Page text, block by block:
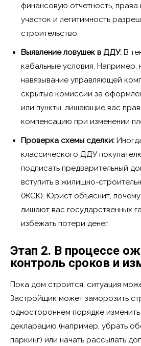
финансовую отчетность, права
участок и легитимность
строительство.
Выявление ловушек в ДДУ: В
кабальные условия. Например,
навязывание управляющей
скрытые комиссии за
или пункты, лишающие вас
компенсацию при изменении
Проверка схемы сделки:
классического ДДУ
подписать предварительный
вступить в жилищно-
(ЖСК). Юрист объяснит,
лишают вас государственных
избежать потери денег.
Этап 2. В процессе
контроль сроков и
Пока дом строится, ситуация
Застройщик может заморозить
одностороннем порядке
декларацию (например, убрать
паркинг) или начать рассылать